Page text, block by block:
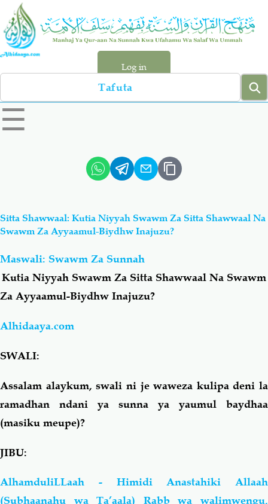
Skip
main
content
Log in
Search
left
sidebar
☰
Hadiyth
Aqiydah Manhaj
Shirki & Kufru
Salaf Wa Ummah Firaq-Makundi
Fiqh-Ibaadah
Akhlaaq-Aadaab Raqaaiq
Chemsha Bongo Vitabu
Sitta Shawwaal: Kutia Niyyah Swawm Za Sitta Shawwaal Na
Swawm Za Ayyaamul-Biydhw Inajuzu?
Maswali: Swawm Za Sunnah
Kutia Niyyah Swawm Za Sitta Shawwaal Na Swawm
Za Ayyaamul-Biydhw Inajuzu?
Alhidaaya.com
SWALI:
Assalam alaykum, swali ni je waweza kulipa deni la
ramadhan ndani ya sunna ya yaumul baydhaa
(masiku meupe)?
JIBU:
AlhamduliLLaah - Himidi Anastahiki Allaah
(Subhaanahu wa Ta’aala) Rabb wa walimwengu,